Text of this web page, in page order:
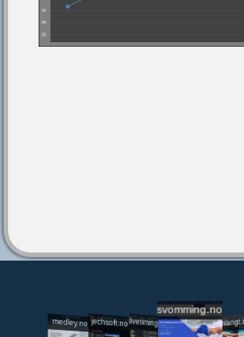
medley.no jechsoft.nolivetiming.medley.no
svomming.no